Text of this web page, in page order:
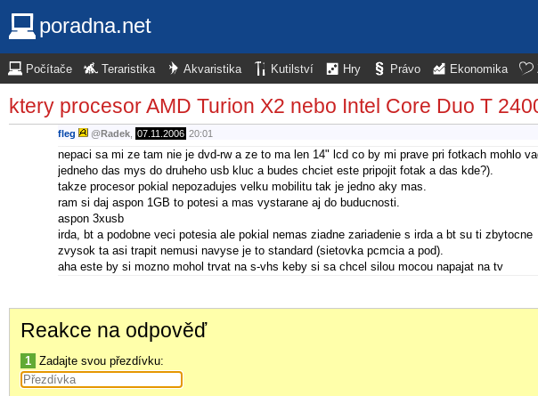
poradna.net
Počítače Teraristika Akvaristika Kutilství Hry Právo Ekonomika
ktery procesor AMD Turion X2 nebo Intel Core Duo T
fleg @Radek 07.11.2006 20:01
nepaci sa mi ze tam nie je dvd-rw a ze to ma len 14" lcd co by mi prave pri fotkach mohlo
jedneho das mys do druheho usb kluc a budes chciet este pripojit fotak a das kde?).
takze procesor pokial nepozadujes velku mobilitu tak je jedno aky mas.
ram si daj aspon 1GB to potesi a mas vystarane aj do buducnosti.
aspon 3xusb
irda, bt a podobne veci potesia ale pokial nemas ziadne zariadenie s irda a bt su ti zbytocne
zvysok ta asi trapit nemusi navyse je to standard (sietovka pcmcia a pod).
aha este by si mozno mohol trvat na s-vhs keby si sa chcel silou mocou napajat na tv
Reakce na odpověď
1 Zadajte svou přezdívku: